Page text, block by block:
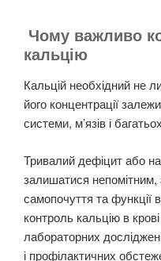
Чому важливо
кальцію
Кальцій необхідний не
його концентрації
системи, м’язів і
Тривалий дефіцит або
залишатися
самопочуття та функції
контроль кальцію в
лабораторних
і профілактичних